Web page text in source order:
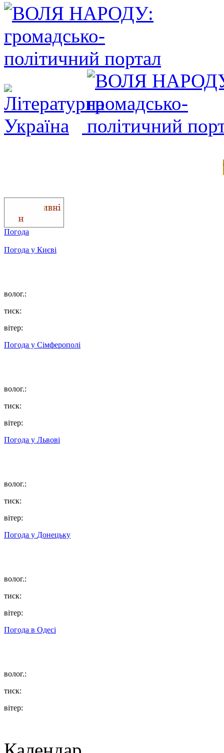
Погода
Погода у Києві
волог.:
тиск:
вітер:
Погода у Сімферополі
волог.:
тиск:
вітер:
Погода у Львові
волог.:
тиск:
вітер:
Погода у Донецьку
волог.:
тиск:
вітер:
Погода в Одесі
волог.:
тиск:
вітер: